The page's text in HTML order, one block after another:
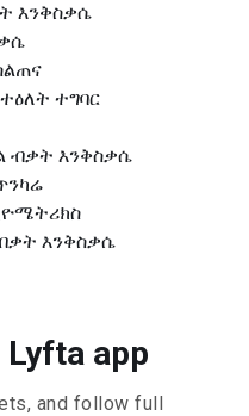
እንቅስቃሴ
ተግባር
ብቃት እንቅስቃሴ
እንቅስቃሴ
app
and follow full